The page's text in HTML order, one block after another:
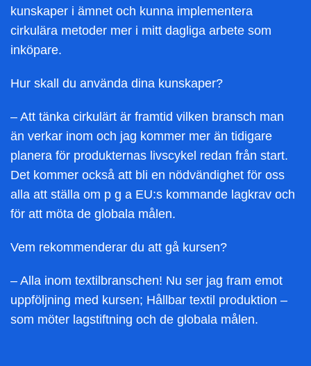
kunskaper i ämnet och kunna implementera
cirkulära metoder mer i mitt dagliga arbete som
inköpare.
Hur skall du använda dina kunskaper?
– Att tänka cirkulärt är framtid vilken bransch man
än verkar inom och jag kommer mer än tidigare
planera för produkternas livscykel redan från start.
Det kommer också att bli en nödvändighet för oss
alla att ställa om p g a EU:s kommande lagkrav och
för att möta de globala målen.
Vem rekommenderar du att gå kursen?
– Alla inom textilbranschen! Nu ser jag fram emot
uppföljning med kursen; Hållbar textil produktion –
som möter lagstiftning och de globala målen.